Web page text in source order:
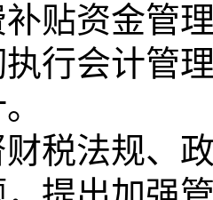
贴资金管
执行会计管
财税法规、